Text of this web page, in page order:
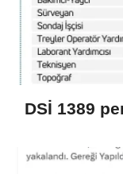
DSİ 1389